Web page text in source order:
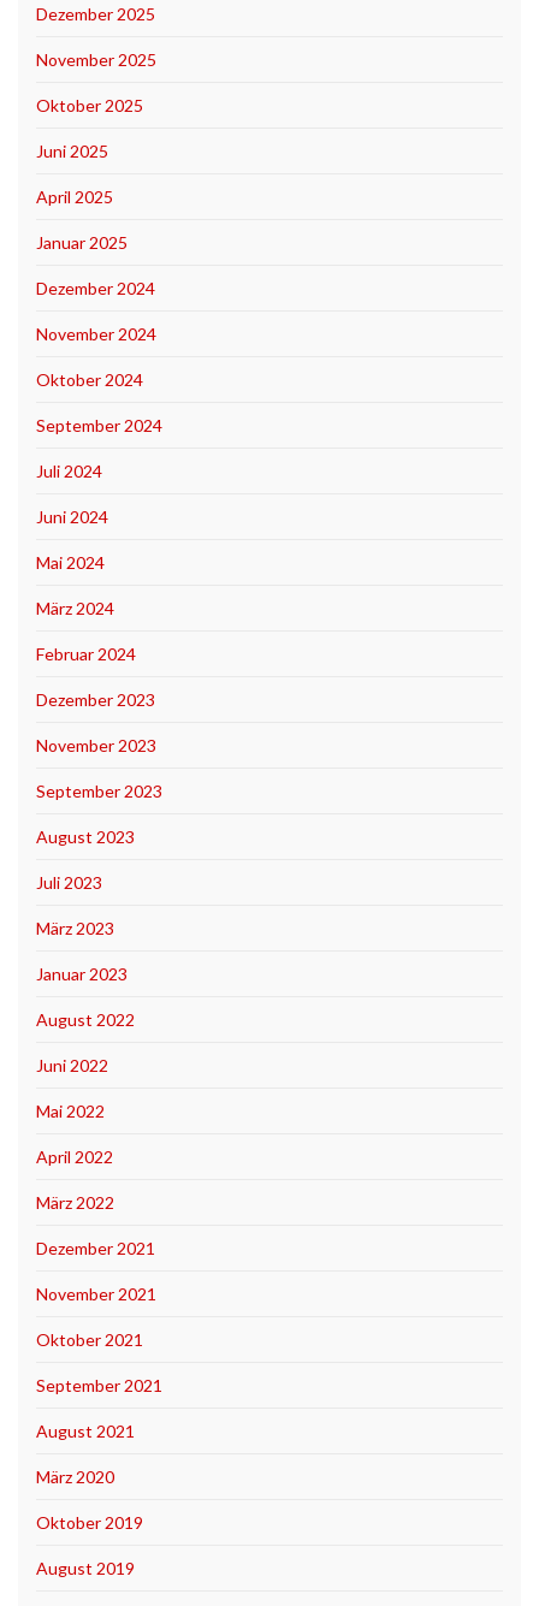
Dezember 2025
November 2025
Oktober 2025
Juni 2025
April 2025
Januar 2025
Dezember 2024
November 2024
Oktober 2024
September 2024
Juli 2024
Juni 2024
Mai 2024
März 2024
Februar 2024
Dezember 2023
November 2023
September 2023
August 2023
Juli 2023
März 2023
Januar 2023
August 2022
Juni 2022
Mai 2022
April 2022
März 2022
Dezember 2021
November 2021
Oktober 2021
September 2021
August 2021
März 2020
Oktober 2019
August 2019